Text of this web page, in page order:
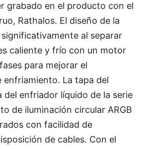
grabado en el producto con el
Rathalos. El diseño de la
al separar
caliente y frío con un motor
para mejorar el
enfriamiento. La tapa del
del enfriador líquido de la serie
de iluminación circular ARGB
con facilidad de
de cables. Con el